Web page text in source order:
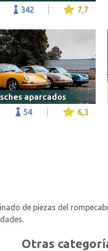
342 7,7
aparcados
54 6,3
de piezas del
Otras